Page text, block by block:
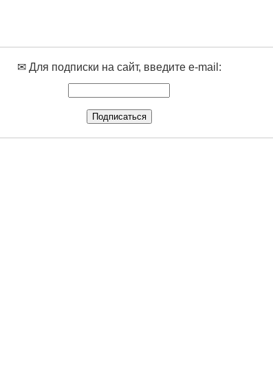
✉ Для подписки на сайт, введите e-mail: